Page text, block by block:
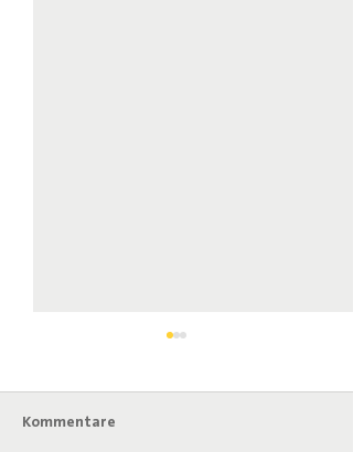
Kommentare